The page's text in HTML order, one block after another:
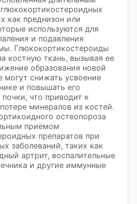
как преднизон или
используются для
и подавления
Глюкокортикостероиды
костную ткань, вызывая ее
образования новой
могут снижать усвоение
и повышать его
что приводит к
минералов из костей.
остеопороза
приемом
препаратов при
заболеваний, таких как
артрит, воспалительные
и другие иммунные